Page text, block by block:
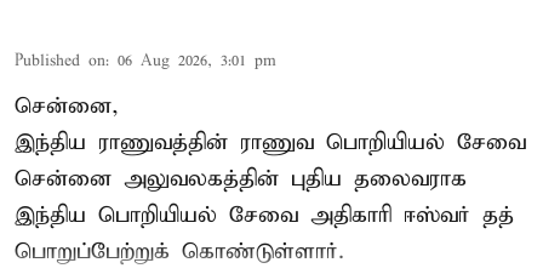
Published on: 06 Aug 2026, 3:01 pm
சென்னை,
இந்திய ராணுவத்தின் ராணுவ பொறியியல் சேவை
சென்னை அலுவலகத்தின் புதிய தலைவராக
இந்திய பொறியியல் சேவை அதிகாரி ஈஸ்வர் தத்
பொறுப்பேற்றுக் கொண்டுள்ளார்.